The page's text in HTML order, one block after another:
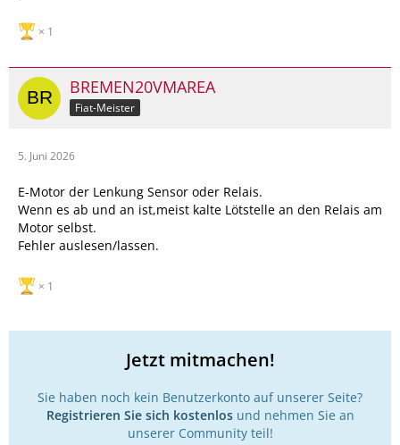
1
BREMEN20VMAREA
Fiat-Meister
5. Juni 2026
E-Motor der Lenkung Sensor oder Relais.
Wenn es ab und an ist,meist kalte Lötstelle an den Relais am
Motor selbst.
Fehler auslesen/lassen.
1
Jetzt mitmachen!
Sie haben noch kein Benutzerkonto auf unserer Seite?
Registrieren Sie sich kostenlosund nehmen Sie an
unserer Community teil!